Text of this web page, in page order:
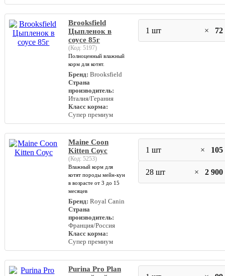
Brooksfield
Цыпленок в
соусе 85г
(Код: 5197)
Полноценный влажный
корм для котят.
Бренд: Brooksfield
Страна
производитель:
Италия/Герания
Класс корма:
Супер премиум
1 шт ×
Maine Coon
Kitten Соус
(Код: 5253)
Влажный корм для
котят породы мейн-кун
в возрасте от 3 до 15
месяцев
Бренд: Royal Canin
Страна
производитель:
Франция/Россия
Класс корма:
Супер премиум
1 шт ×
28 шт × 2
Purina Pro Plan